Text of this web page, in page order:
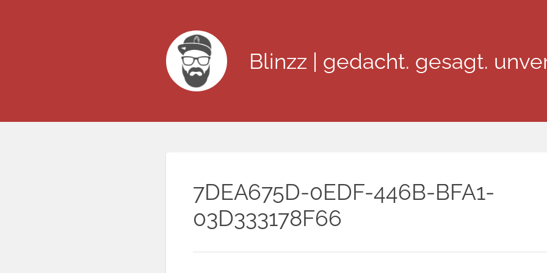
Blinzz | gedacht. gesagt.
7DEA675D-0EDF-446B-BFA1-
03D333178F66